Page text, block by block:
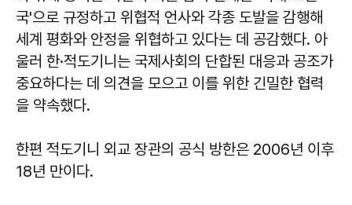
국'으로 규정하고 위협적 언사와 각종 도발을 감행해
세계 평화와 안정을 위협하고 있다는 데 공감했다. 아
울러 한·적도기니는 국제사회의 단합된 대응과 공조가
중요하다는 데 의견을 모으고 이를 위한 긴밀한 협력
을 약속했다.
한편 적도기니 외교 장관의 공식 방한은 2006년 이후
18년 만이다.